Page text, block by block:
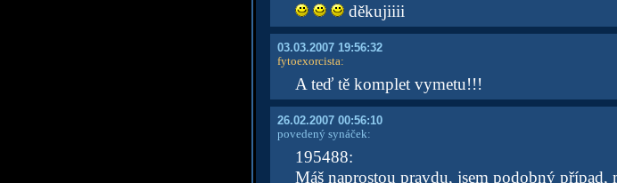
děkujiiii
03.03.2007 19:56:32
fytoexorcista:
A teď tě komplet vymetu!!!
26.02.2007 00:56:10
povedený synáček:
195488:
Máš naprostou pravdu, jsem podobný případ,